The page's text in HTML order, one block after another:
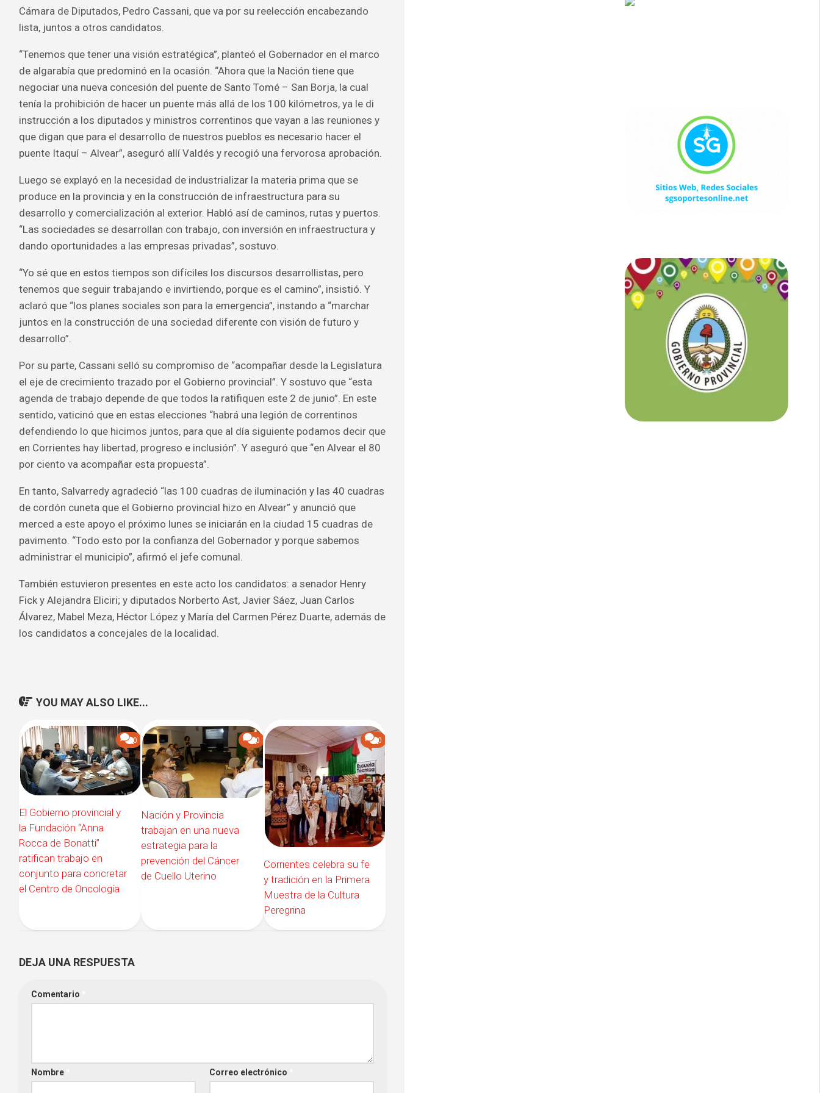
Cámara de Diputados, Pedro Cassani, que va por su reelección encabezando
lista, juntos a otros candidatos.
“Tenemos que tener una visión estratégica”, planteó el Gobernador en el marco
de algarabía que predominó en la ocasión. “Ahora que la Nación tiene que
negociar una nueva concesión del puente de Santo Tomé – San Borja, la cual
tenía la prohibición de hacer un puente más allá de los 100 kilómetros, ya le di
instrucción a los diputados y ministros correntinos que vayan a las reuniones y
que digan que para el desarrollo de nuestros pueblos es necesario hacer el
puente Itaquí – Alvear”, aseguró allí Valdés y recogió una fervorosa aprobación.
Luego se explayó en la necesidad de industrializar la materia prima que se
produce en la provincia y en la construcción de infraestructura para su
desarrollo y comercialización al exterior. Habló así de caminos, rutas y puertos.
“Las sociedades se desarrollan con trabajo, con inversión en infraestructura y
dando oportunidades a las empresas privadas”, sostuvo.
“Yo sé que en estos tiempos son difíciles los discursos desarrollistas, pero
tenemos que seguir trabajando e invirtiendo, porque es el camino”, insistió. Y
aclaró que “los planes sociales son para la emergencia”, instando a “marchar
juntos en la construcción de una sociedad diferente con visión de futuro y
desarrollo”.
Por su parte, Cassani selló su compromiso de “acompañar desde la Legislatura
el eje de crecimiento trazado por el Gobierno provincial”. Y sostuvo que “esta
agenda de trabajo depende de que todos la ratifiquen este 2 de junio”. En este
sentido, vaticinó que en estas elecciones “habrá una legión de correntinos
defendiendo lo que hicimos juntos, para que al día siguiente podamos decir que
en Corrientes hay libertad, progreso e inclusión”. Y aseguró que “en Alvear el 80
por ciento va acompañar esta propuesta”.
En tanto, Salvarredy agradeció “las 100 cuadras de iluminación y las 40 cuadras
de cordón cuneta que el Gobierno provincial hizo en Alvear” y anunció que
merced a este apoyo el próximo lunes se iniciarán en la ciudad 15 cuadras de
pavimento. “Todo esto por la confianza del Gobernador y porque sabemos
administrar el municipio”, afirmó el jefe comunal.
También estuvieron presentes en este acto los candidatos: a senador Henry
Fick y Alejandra Eliciri; y diputados Norberto Ast, Javier Sáez, Juan Carlos
Álvarez, Mabel Meza, Héctor López y María del Carmen Pérez Duarte, además de
los candidatos a concejales de la localidad.
YOU MAY ALSO LIKE...
0
El Gobierno provincial y
la Fundación “Anna
Rocca de Bonatti”
ratifican trabajo en
conjunto para concretar
el Centro de Oncología
0
Nación y Provincia
trabajan en una nueva
estrategia para la
prevención del Cáncer
de Cuello Uterino
0
Corrientes celebra su fe
y tradición en la Primera
Muestra de la Cultura
Peregrina
DEJA UNA RESPUESTA
Comentario
Nombre Correo electrónico